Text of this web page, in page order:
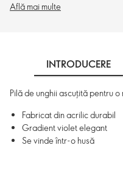
Află mai multe
INTRODUCERE
Pilă de unghii ascuțită pentru
Fabricat din acrilic durabil
Gradient violet elegant
Se vinde într-o husă